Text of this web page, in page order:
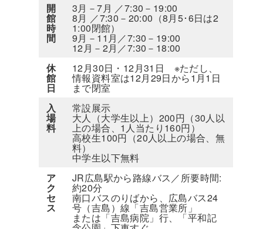
開
館
時
間
3月－7月 ／7:30－19:00
8月 ／7:30－20:00（8月5･6日は2
1:00閉館）
9月－11月／7:30－19:00
12月－2月／7:30－18:00
休
館
日
12月30日・12月31日 ※ただし、
情報資料室は12月29日から1月1日
まで閉室
入
場
料
常設展示
大人（大学生以上）200円（30人以
上の場合、1人当たり160円）
高校生100円（20人以上の場合、無
料）
中学生以下無料
ア
ク
セ
ス
JR広島駅から路線バス／所要時間:
約20分
南口バスのりばから、広島バス24
号（吉島）線「吉島営業所」
または「吉島病院」行、「平和記